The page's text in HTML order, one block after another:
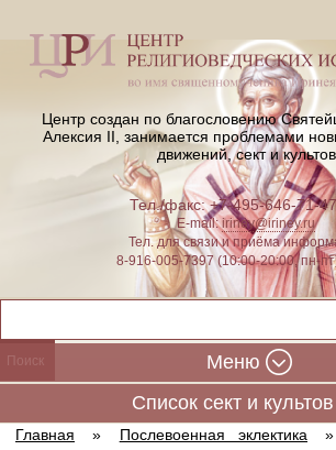
Центр создан по благословению
Алексия II, занимается проблемами
движений, сект и культов
Тел./факс: +7-495-646-
E-mail:iriney@iriney.ru
Тел. для связи и приёма
8-916-005-7397 (10:00-20:00, пн-
Меню
Cписок сект и культов
Главная » Послевоенная эклектика